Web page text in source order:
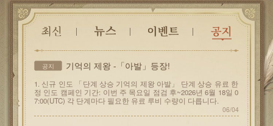
공지 기억의 제왕 -「아발」등장!
1. 신규 인도 「단계 상승 기억의 제왕 아발」 단계 상승 유료 한
정 인도 캠페인 기간: 이번 주 목요일 점검 후~2026년 6월 18일 0
7:00(UTC) 각 단계마다 필요한 유료 루비 수량이 다릅니다.
06/04